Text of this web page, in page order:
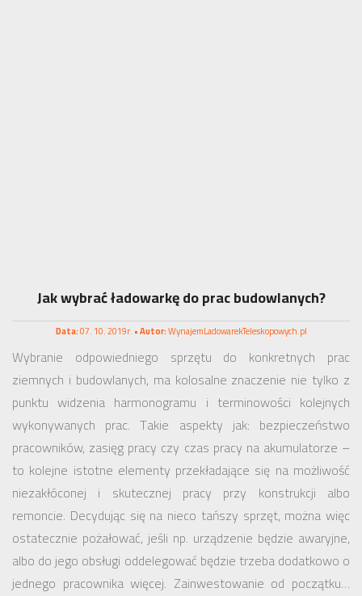
Jak wybrać ładowarkę do prac budowlanych?
Data:07. 10. 2019r. •Autor:WynajemLadowarekTeleskopowych.pl
Wybranie odpowiedniego sprzętu do konkretnych prac
ziemnych i budowlanych, ma kolosalne znaczenie nie tylko z
punktu widzenia harmonogramu i terminowości kolejnych
wykonywanych prac. Takie aspekty jak: bezpieczeństwo
pracowników, zasięg pracy czy czas pracy na akumulatorze –
to kolejne istotne elementy przekładające się na możliwość
niezakłóconej i skutecznej pracy przy konstrukcji albo
remoncie. Decydując się na nieco tańszy sprzęt, można więc
ostatecznie pożałować, jeśli np. urządzenie będzie awaryjne,
albo do jego obsługi oddelegować będzie trzeba dodatkowo o
jednego pracownika więcej. Zainwestowanie od początku…